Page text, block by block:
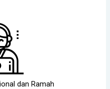
dan Ramah